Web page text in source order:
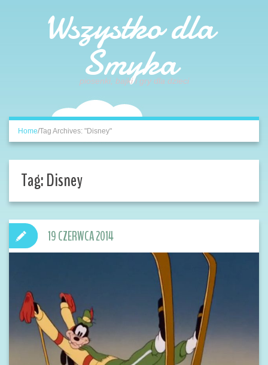
Wszystko dla
Smyka
piosenki, bajki i gry dla dzieci
Home/Tag Archives: "Disney"
Tag:Disney
19 CZERWCA 2014